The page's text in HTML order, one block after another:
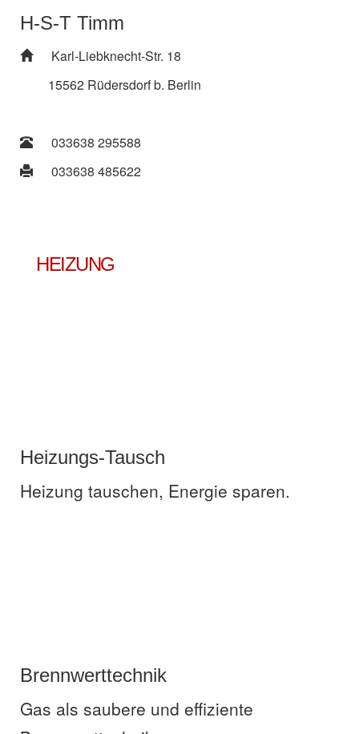
H-S-T Timm
Karl-Liebknecht-Str. 18
15562 Rüdersdorf b. Berlin
033638 295588
033638 485622
HEIZUNG
Heizungs-Tausch
Heizung tauschen, Energie sparen.
Brennwerttechnik
Gas als saubere und effiziente